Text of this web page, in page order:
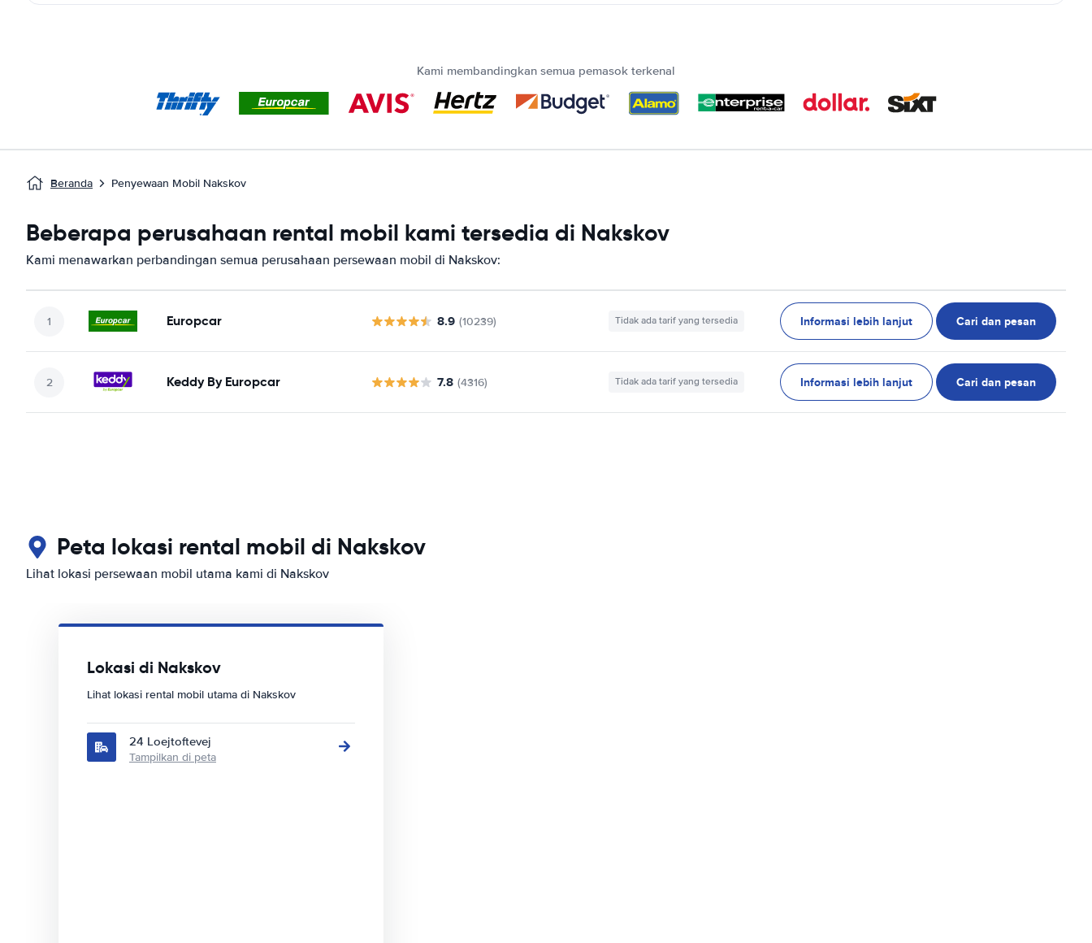
Kami membandingkan semua pemasok terkenal
Beranda Penyewaan Mobil Nakskov
Beberapa perusahaan rental mobil kami tersedia di Nakskov
Kami menawarkan perbandingan semua perusahaan persewaan mobil di Nakskov:
Europcar 8.9 (10239) Tidak ada tarif yang tersedia Informasi lebih lanjut Cari dan pesan
Keddy By Europcar 7.8 (4316) Tidak ada tarif yang tersedia Informasi lebih lanjut Cari dan pesan
Peta lokasi rental mobil di Nakskov
Lihat lokasi persewaan mobil utama kami di Nakskov
Lokasi di Nakskov
Lihat lokasi rental mobil utama di Nakskov
24 Loejtoftevej
Tampilkan di peta